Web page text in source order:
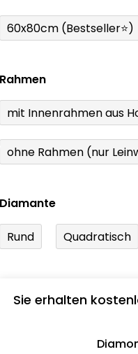
60x80cm (Bestseller⭐)
Rahmen
mit Innenrahmen aus
ohne Rahmen (nur
Diamante
Rund Quadratisch
Sie erhalten